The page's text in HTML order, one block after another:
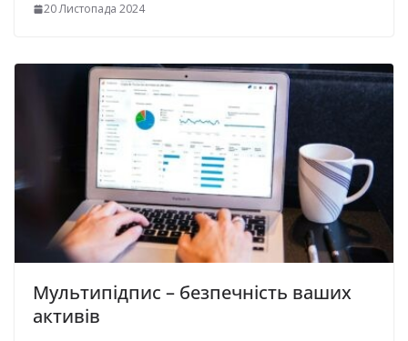
20 Листопада 2024
Мультипідпис – безпечність ваших
активів